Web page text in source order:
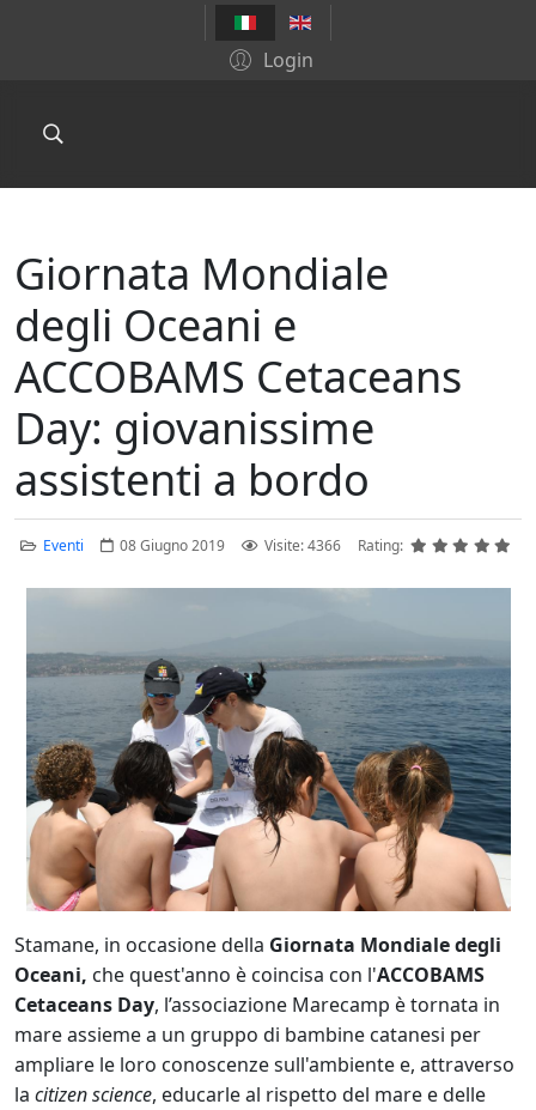
Login
Giornata Mondiale
degli Oceani e
ACCOBAMS Cetaceans
Day: giovanissime
assistenti a bordo
Eventi 08 Giugno 2019 Visite: 4366 Rating:
Stamane, in occasione della Giornata Mondiale degli
Oceani, che quest'anno è coincisa con l'ACCOBAMS
Cetaceans Day, l’associazione Marecamp è tornata in
mare assieme a un gruppo di bambine catanesi per
ampliare le loro conoscenze sull'ambiente e, attraverso
la citizen science, educarle al rispetto del mare e delle